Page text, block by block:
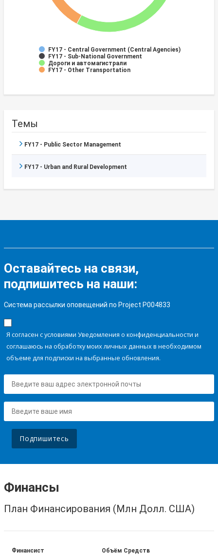
FY17 - Central Government (Central Agencies)
FY17 - Sub-National Government
Дороги и автомагистрали
FY17 - Other Transportation
Темы
FY17 - Public Sector Management
FY17 - Urban and Rural Development
Оставайтесь на связи,
подпишитесь на наши:
Система рассылки оповещений по Project P004833
Я согласен с условиями Уведомления о конфиденциальности и
соглашаюсь на обработку моих личных данных в необходимом
объеме для подписки на выбранные обновления.
Подпишитесь
Финансы
План Финансирования (Млн Долл. США)
Финансист Объём Средств